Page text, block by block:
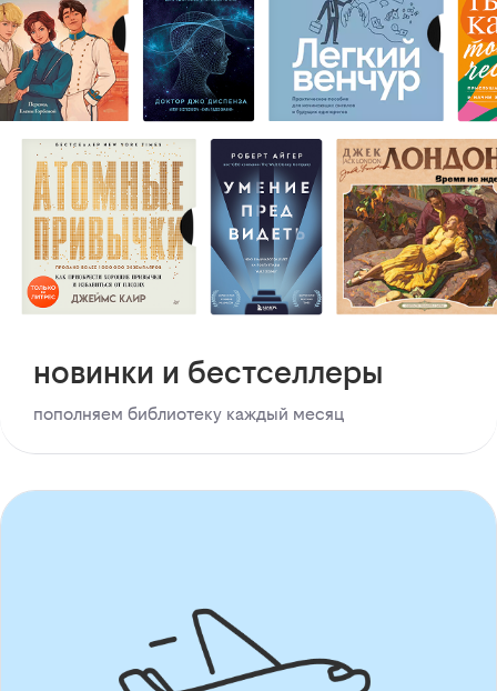
новинки и бестселлеры
пополняем библиотеку каждый месяц